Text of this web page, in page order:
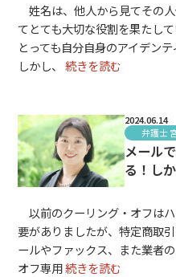
姓名は、他人から見てその
てとても大切な役割を果たし
とっても自分自身のアイデン
しかし、
続きを読む
2024.06.14
弁護士
メール
る！し
以前のクーリング・オフは
要がありましたが、特定商取
ールやファックス、また業者
オフ専用続きを読む